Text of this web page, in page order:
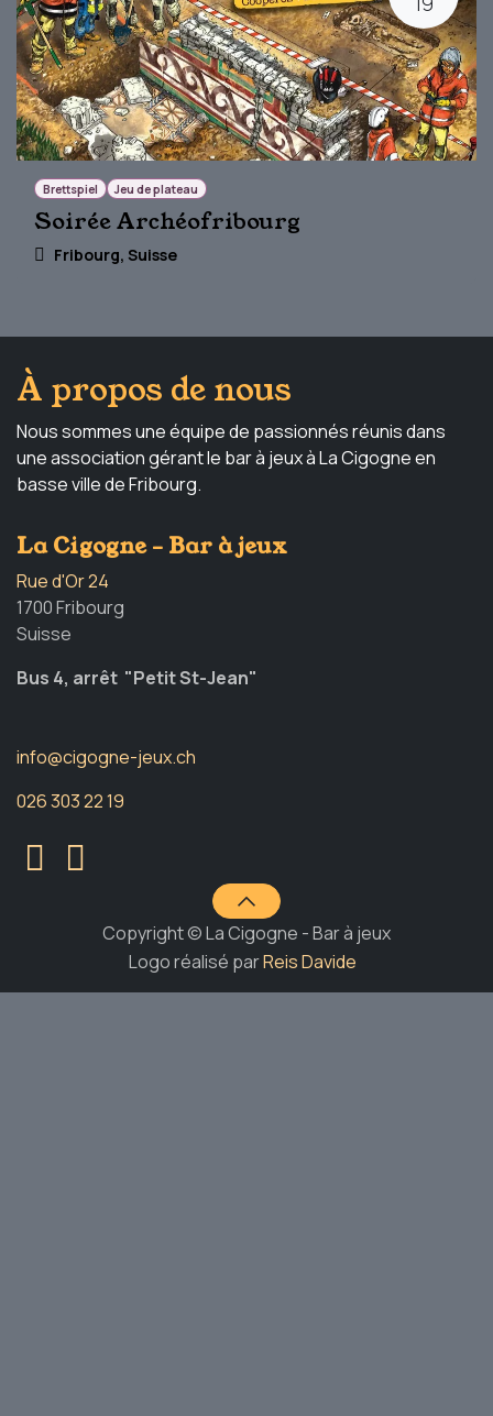
Brettspiel Jeu de plateau
Soirée Archéofribourg
Fribourg, Suisse
À propos de nous
Nous sommes une équipe de passionnés réunis dans
une association gérant le bar à jeux à La Cigogne en
basse ville de Fribourg.
La Cigogne - Bar à jeux
Rue d'Or 24
1700 Fribourg
Suisse
Bus 4, arrêt "Petit St-Jean"
info@cigogne-jeux.ch
026 303 22 19
Copyright © La Cigogne - Bar à jeux
Logo réalisé parReis Davide